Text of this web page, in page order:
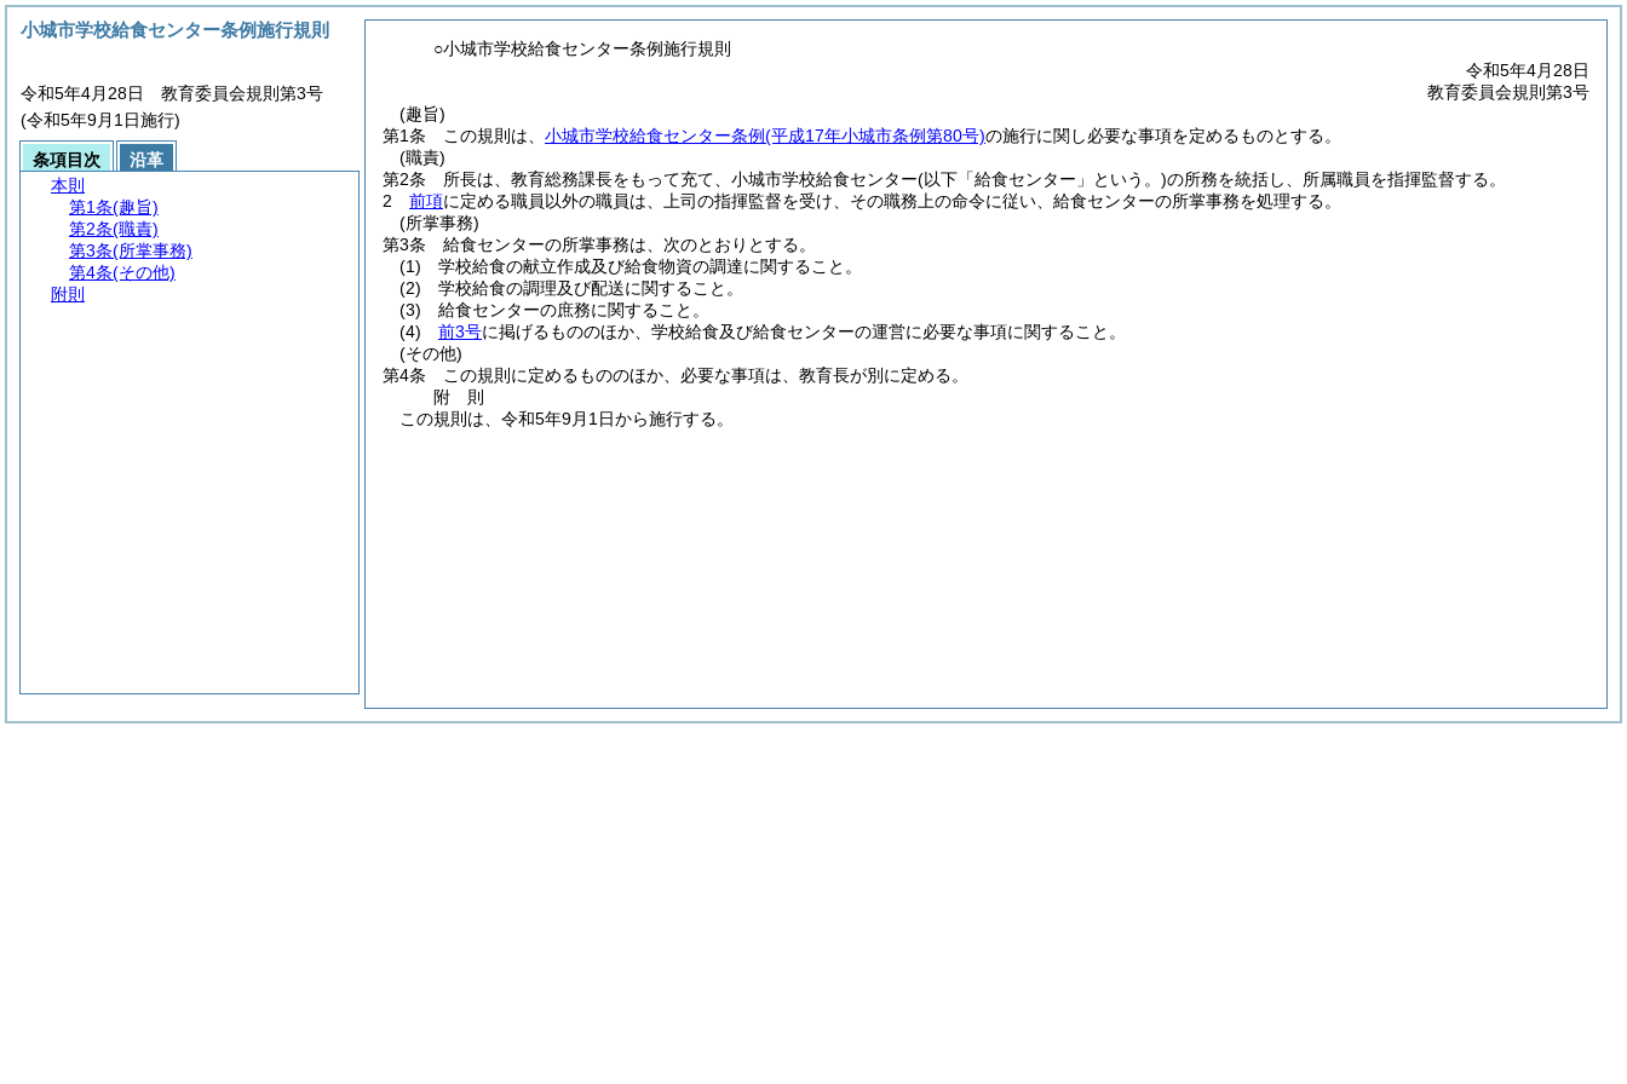
○小城市学校給食センター条例施行規則
令和5年4月28日
教育委員会規則第3号
(趣旨)
第1条
この規則は、 小城市学校給食センター条例(平成17年小城市条例第80号)の施行に関し必要な事項を定めるものとする。
(職責)
第2条
所長は、教育総務課長をもって充て、小城市学校給食センター(以下「給食センター」という。)の所務を統括し、所属職員を指揮監督する。
2
前項に定める職員以外の職員は、上司の指揮監督を受け、その職務上の命令に従い、給食センターの所掌事務を処理する。
(所掌事務)
第3条
給食センターの所掌事務は、次のとおりとする。
(1)
学校給食の献立作成及び給食物資の調達に関すること。
(2)
学校給食の調理及び配送に関すること。
(3)
給食センターの庶務に関すること。
(4)
前3号に掲げるもののほか、学校給食及び給食センターの運営に必要な事項に関すること。
(その他)
第4条
この規則に定めるもののほか、必要な事項は、教育長が別に定める。
附 則
この規則は、令和5年9月1日から施行する。
小城市学校給食センター条例施行規則
令和5年4月28日 教育委員会規則第3号
(令和5年9月1日施行)
条項目次
沿革
本則
第1条(趣旨)
第2条(職責)
第3条(所掌事務)
第4条(その他)
附則